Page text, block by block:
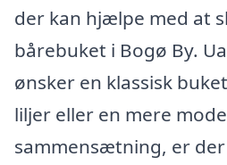
der kan hjælpe med at
bårebuket i Bogø By.
ønsker en klassisk
liljer eller en mere
sammensætning, er